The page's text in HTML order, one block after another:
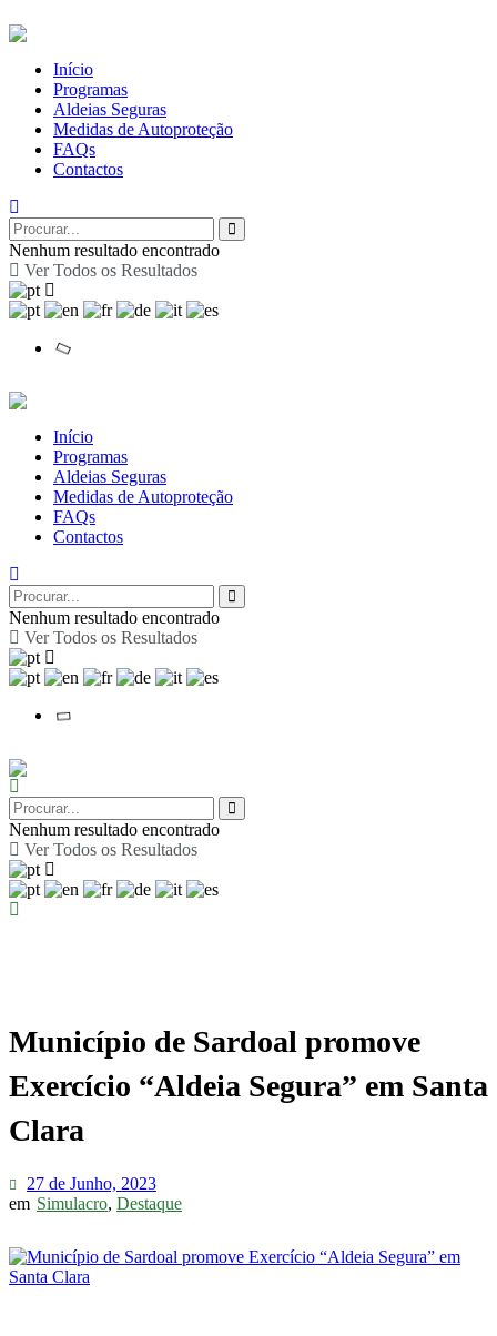
Início
Programas
Aldeias Seguras
Medidas de Autoproteção
FAQs
Contactos
Nenhum resultado encontrado
Ver Todos os Resultados
Início
Programas
Aldeias Seguras
Medidas de Autoproteção
FAQs
Contactos
Nenhum resultado encontrado
Ver Todos os Resultados
Nenhum resultado encontrado
Ver Todos os Resultados
Município de Sardoal promove
Exercício “Aldeia Segura” em Santa
Clara
27 de Junho, 2023
em Simulacro, Destaque